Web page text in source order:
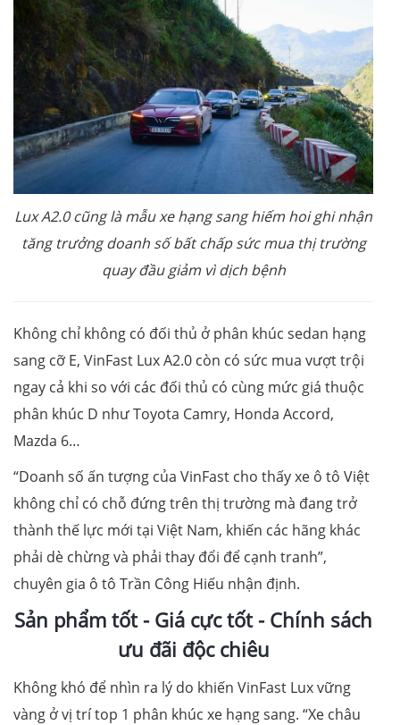
Lux A2.0 cũng là mẫu xe hạng sanghiếm hoi ghi nhận
tăng trưởng doanh số bất chấp sức mua thị trường
quay đầu giảm vì dịch bệnh
Không chỉ không có đối thủ ở phân khúc sedan hạng
sang cỡ E, VinFast Lux A2.0 còn có sức mua vượt trội
ngay cả khi so với các đối thủ có cùng mức giá thuộc
phân khúc D như Toyota Camry, Honda Accord,
Mazda 6…
“Doanh số ấn tượng của VinFast cho thấy xe ô tô Việt
không chỉ có chỗ đứng trên thị trường mà đang trở
thành thế lực mới tại Việt Nam, khiến các hãng khác
phải dè chừng và phải thay đổi để cạnh tranh”,
chuyên gia ô tô Trần Công Hiếu nhận định.
Sản phẩm tốt - Giá cực tốt - Chính sách
ưu đãi độc chiêu
Không khó để nhìn ra lý do khiến VinFast Lux vững
vàng ở vị trí top 1 phân khúc xe hạng sang. “Xe châu